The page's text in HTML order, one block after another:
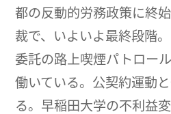
都の反動的労務政策に終
裁で、いよいよ最終段階。
委託の路上喫煙パトロー
働いている。公契約運動
る。早稲田大学の不利益